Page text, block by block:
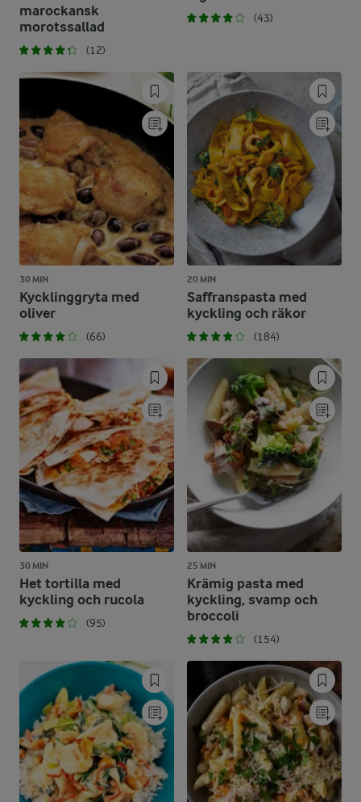
marockansk
morotssallad
(12)
(43)
30 MIN
Kycklinggryta med
oliver
(66)
20 MIN
Saffranspasta med
kyckling och räkor
(184)
30 MIN
Het tortilla med
kyckling och rucola
(95)
25 MIN
Krämig pasta med
kyckling, svamp och
broccoli
(154)